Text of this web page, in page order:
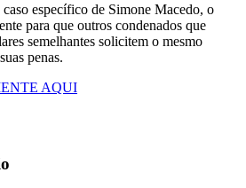
específico de Simone Macedo, o
para que outros condenados que
semelhantes solicitem o mesmo
penas.
AQUI